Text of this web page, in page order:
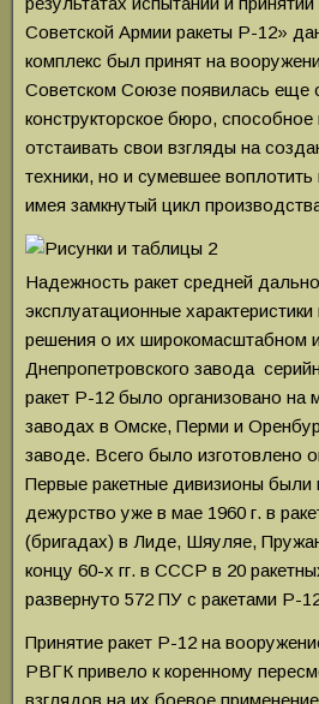
Советской Армии ракеты Р-12»
комплекс был принят на
Советском Союзе появилась еще
конструкторское бюро, способное
отстаивать свои взгляды на
техники, но и сумевшее
имея замкнутый цикл
Надежность ракет средней
эксплуатационные
решения о их широкомасштабном
Днепропетровского завода
ракет Р-12 было организовано на
заводах в Омске, Перми и
заводе. Всего было изготовлено
Первые ракетные дивизионы были
дежурство уже в мае 1960 г. в
(бригадах) в Лиде, Шяуляе,
концу 60-х гг. в СССР в 20
развернуто 572 ПУ с ракетами Р-
Принятие ракет Р-12 на
РВГК привело к коренному
взглядов на их боевое